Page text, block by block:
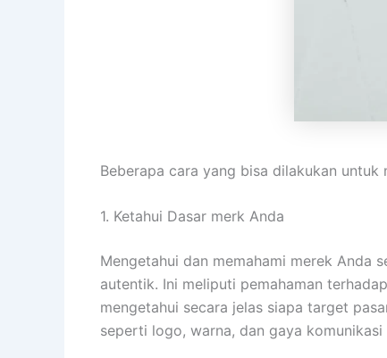
Beberapa cara yang bisa dilakukan
1. Ketahui Dasar merk Anda
Mengetahui dan memahami merek Anda
autentik. Ini meliputi pemahaman
mengetahui secara jelas siapa target
seperti logo, warna, dan gaya